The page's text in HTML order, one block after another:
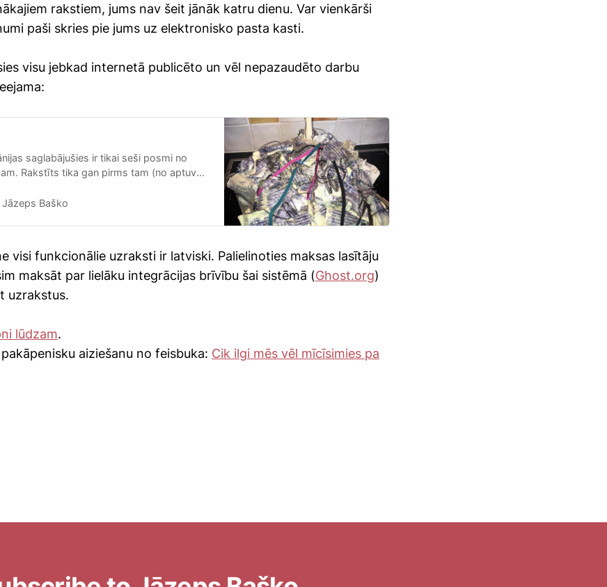
rakstiem, jums nav šeit jānāk katru dienu. Var vienkārši
paši skries pie jums uz elektronisko pasta kasti.
visu jebkad internetā publicēto un vēl nepazaudēto darbu
saglabājušies ir tikai seši posmi no
Rakstīts tika gan pirms tam (no aptuveni
Jāzeps Baško
visi funkcionālie uzraksti ir latviski. Palielinoties maksas lasītāju
maksāt par lielāku integrācijas brīvību šai sistēmā (Ghost.org)
uzrakstus.
lūdzam.
aiziešanu no feisbuka: Cik ilgi mēs vēl mīcīsimies pa